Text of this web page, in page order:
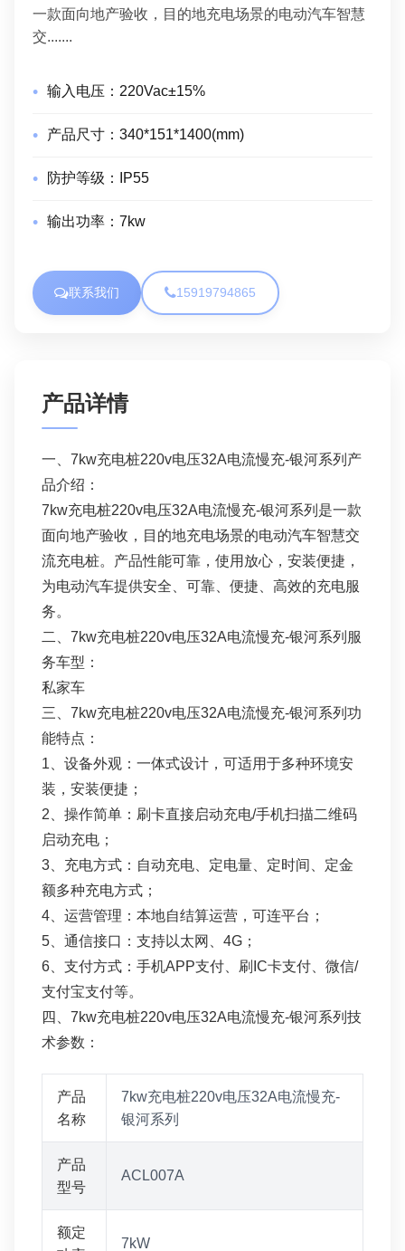
一款面向地产验收，目的地充电场景的电动汽车智慧
交.......
输入电压： 220Vac±15%
产品尺寸： 340*151*1400(mm)
防护等级： IP55
输出功率： 7kw
联系我们 15919794865
产品详情
一、7kw充电桩220v电压32A电流慢充-银河系列产
品介绍：
7kw充电桩220v电压32A电流慢充-银河系列是一款
面向地产验收，目的地充电场景的电动汽车智慧交
流充电桩。产品性能可靠，使用放心，安装便捷，
为电动汽车提供安全、可靠、便捷、高效的充电服
务。
二、7kw充电桩220v电压32A电流慢充-银河系列服
务车型：
私家车
三、7kw充电桩220v电压32A电流慢充-银河系列功
能特点：
1、设备外观：一体式设计，可适用于多种环境安
装，安装便捷；
2、操作简单：刷卡直接启动充电/手机扫描二维码
启动充电；
3、充电方式：自动充电、定电量、定时间、定金
额多种充电方式；
4、运营管理：本地自结算运营，可连平台；
5、通信接口：支持以太网、4G；
6、支付方式：手机APP支付、刷IC卡支付、微信/
支付宝支付等。
四、7kw充电桩220v电压32A电流慢充-银河系列技
术参数：
产品
名称
7kw充电桩220v电压32A电流慢充-
银河系列
产品
型号
ACL007A
额定
7kW